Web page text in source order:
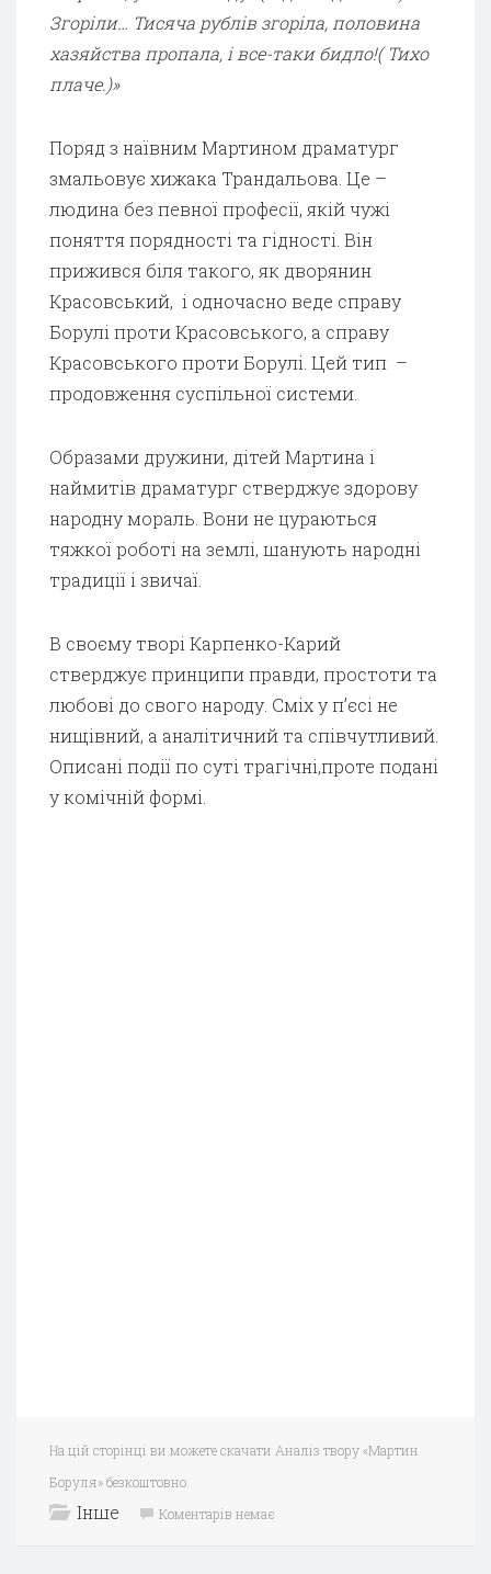
Згоріли… Тисяча рублів згоріла, половина
хазяйства пропала, і все-таки бидло!( Тихо
плаче.)»
Поряд з наївним Мартином драматург
змальовує хижака Трандальова. Це –
людина без певної професії, якій чужі
поняття порядності та гідності. Він
прижився біля такого, як дворянин
Красовський, і одночасно веде справу
Борулі проти Красовського, а справу
Красовського проти Борулі. Цей тип –
продовження суспільної системи.
Образами дружини, дітей Мартина і
наймитів драматург стверджує здорову
народну мораль. Вони не цураються
тяжкої роботі на землі, шанують народні
традиції і звичаї.
В своєму творі Карпенко-Карий
стверджує принципи правди, простоти та
любові до свого народу. Сміх у п’єсі не
нищівний, а аналітичний та співчутливий.
Описані події по суті трагічні,проте подані
у комічній формі.
На цій сторінці ви можете скачати Аналіз твору «Мартин
Боруля» безкоштовно.
Інше Коментарів немає